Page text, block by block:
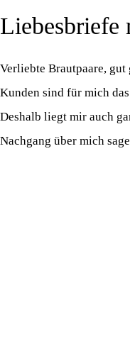
Liebesbriefe
Verliebte Brautpaare, gut
Kunden sind für mich
Deshalb liegt mir auch
Nachgang über mich